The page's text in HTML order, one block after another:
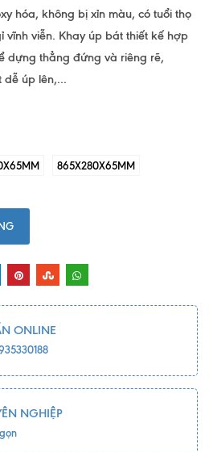
hóa, không bị xỉn màu, có tuổi thọ
vĩnh viễn. Khay úp bát thiết kế hợp
dựng thẳng đứng và riêng rẽ,
dễ úp lên,...
865X280X65MM
ONLINE
NGHIỆP